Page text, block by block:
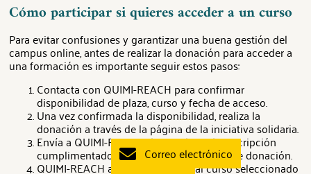
Cómo participar si quieres acceder a un curso
Para evitar confusiones y garantizar una buena gestión del
campus online, antes de realizar la donación para acceder a
una formación es importante seguir estos pasos:
Contacta con QUIMI-REACH para confirmar
disponibilidad de plaza, curso y fecha de acceso.
Una vez confirmada la disponibilidad, realiza la
donación a través de la página de la iniciativa solidaria.
Envía a QUIMI-REACH el formulario de inscripción
cumplimentado junto con el justificante de donación.
QUIMI-REACH activará el acceso al curso seleccionado
Correo electrónico